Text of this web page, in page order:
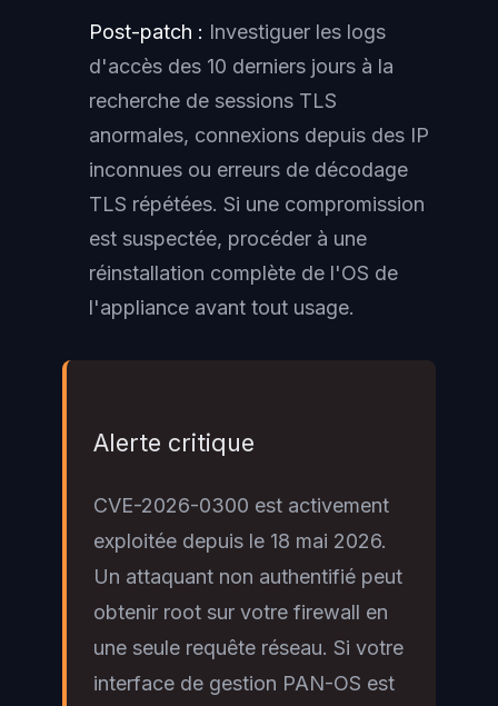
Post-patch : Investiguer les logs
d'accès des 10 derniers jours à la
recherche de sessions TLS
anormales, connexions depuis des IP
inconnues ou erreurs de décodage
TLS répétées. Si une compromission
est suspectée, procéder à une
réinstallation complète de l'OS de
l'appliance avant tout usage.
Alerte critique
CVE-2026-0300 est activement
exploitée depuis le 18 mai 2026.
Un attaquant non authentifié peut
obtenir root sur votre firewall en
une seule requête réseau. Si votre
interface de gestion PAN-OS est